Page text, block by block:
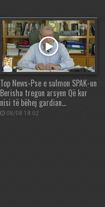
Top News-Pse e sulmon SPAK-un
Berisha tregon arsyen Që kur
nisi të bëhej gardian…
08/08 18:02